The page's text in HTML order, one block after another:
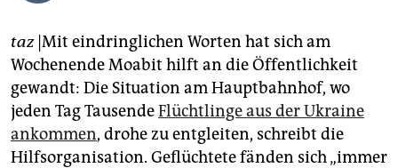
abo
genossenschaft
epaper login
taz|Mit eindringlichen Worten hat sich am
Wochenende Moabit hilft an die Öffentlichkeit
gewandt: Die Situation am Hauptbahnhof, wo
jeden Tag TausendeFlüchtlinge aus der Ukraine
ankommen, drohe zu entgleiten, schreibt die
Hilfsorganisation. Geflüchtete fänden sich „immer